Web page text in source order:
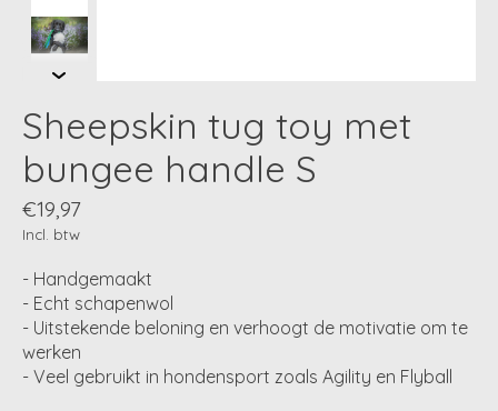
Sheepskin tug toy met
bungee handle S
€19,97
Incl. btw
- Handgemaakt
- Echt schapenwol
- Uitstekende beloning en verhoogt de motivatie om te
werken
- Veel gebruikt in hondensport zoals Agility en Flyball